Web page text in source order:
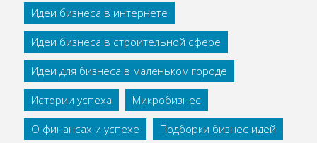
Идеи бизнеса в интернете
Идеи бизнеса в строительной сфере
Идеи для бизнеса в маленьком городе
Истории успеха
Микробизнес
О финансах и успехе
Подборки бизнес идей